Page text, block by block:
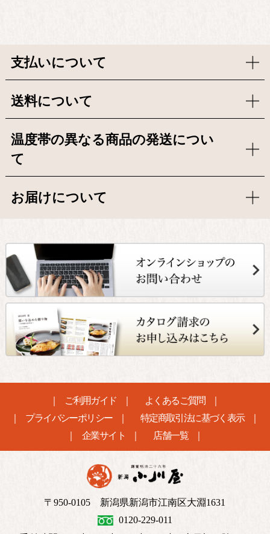
支払いについて
送料について
温度帯の異なる商品の発送につい
て
お届けについて
ご利用ガイド
よくあるご質問
プライバシーポリシー
特定商取引法に基づく表示
企業サイト
店舗一覧
〒950-0105 新潟県新潟市江南区大淵1631
0120-229-011